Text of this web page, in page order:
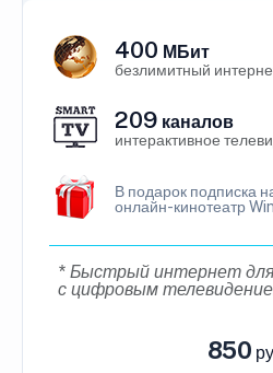
400 МБит
безлимитный
209 каналов
интерактивное
В подарок подписка
онлайн-кинотеатр
* Быстрый интернет
с цифровым
850